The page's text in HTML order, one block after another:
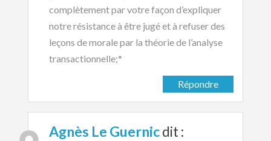
complètement par votre façon d’expliquer
notre résistance à être jugé et à refuser des
leçons de morale par la théorie de l’analyse
transactionnelle;*
Répondre
Agnès Le Guernicdit :